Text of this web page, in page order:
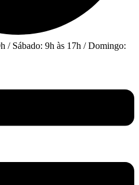
/ Sábado: 9h às 17h / Domingo: